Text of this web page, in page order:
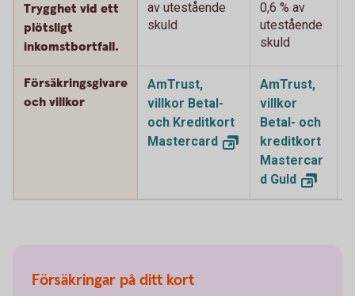
Trygghet vid ett
plötsligt
inkomstbortfall.
av utestående
skuld
0,6 % av
utestående
skuld
Försäkringsgivare
och villkor
AmTrust,
villkor Betal-
och Kreditkort
Mastercard
AmTrust,
villkor
Betal- och
kreditkort
Mastercar
d Guld
Försäkringar på ditt kort